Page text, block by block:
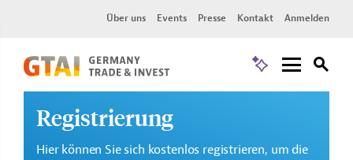
Über uns Events Presse Kontakt Anmelden
Registrierung
Hier können Sie sich kostenlos registrieren, um die